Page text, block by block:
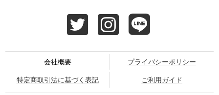
会社概要 プライバシーポリシー
特定商取引法に基づく表記 ご利用ガイド